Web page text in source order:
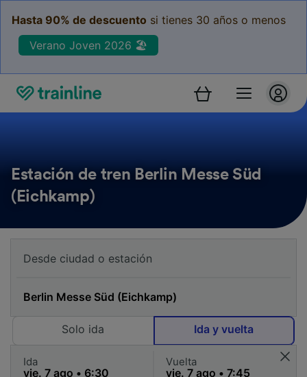
Hasta 90% de descuento si tienes 30 años o menos
Verano Joven 2026 🏖️
Estación de tren Berlin Messe Süd
(Eichkamp)
Solo ida Ida y vuelta
Ida Vuelta